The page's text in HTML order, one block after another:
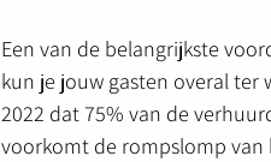
Een van de belangrijkste
kun je jouw gasten overal
2022 dat 75% van de
voorkomt de rompslomp van